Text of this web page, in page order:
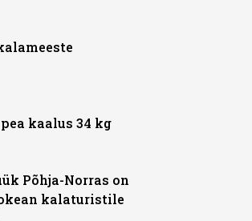
kaalus 34 kg
Põhja-Norras on
kalaturistile